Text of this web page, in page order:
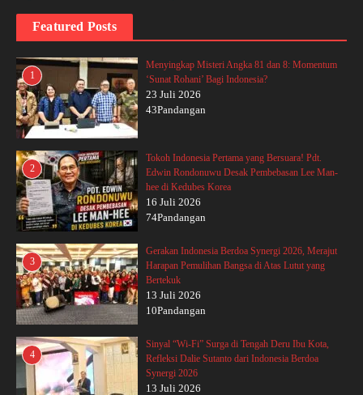
Featured Posts
1
Menyingkap Misteri Angka 81 dan 8: Momentum
‘Sunat Rohani’ Bagi Indonesia?
23 Juli 2026
43Pandangan
2
Tokoh Indonesia Pertama yang Bersuara! Pdt.
Edwin Rondonuwu Desak Pembebasan Lee Man-
hee di Kedubes Korea
16 Juli 2026
74Pandangan
3
Gerakan Indonesia Berdoa Synergi 2026, Merajut
Harapan Pemulihan Bangsa di Atas Lutut yang
Bertekuk
13 Juli 2026
10Pandangan
4
Sinyal “Wi-Fi” Surga di Tengah Deru Ibu Kota,
Refleksi Dalie Sutanto dari Indonesia Berdoa
Synergi 2026
13 Juli 2026